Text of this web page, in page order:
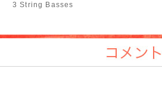
3 String Basses
コメント